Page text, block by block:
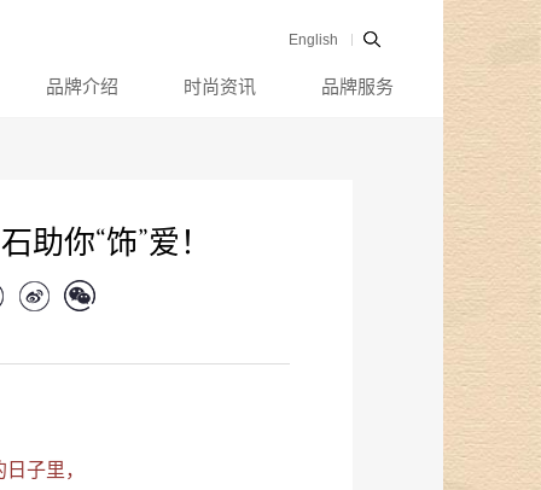
English
品牌介绍 时尚资讯 品牌服务
你“饰”爱！
子里，